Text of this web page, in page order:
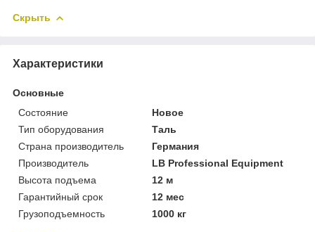
Скрыть
Характеристики
Основные
Состояние
Новое
Тип оборудования
Таль
Страна производитель
Германия
Производитель
LB Professional Equipment
Высота подъема
12 м
Гарантийный срок
12 мес
Грузоподъемность
1000 кг